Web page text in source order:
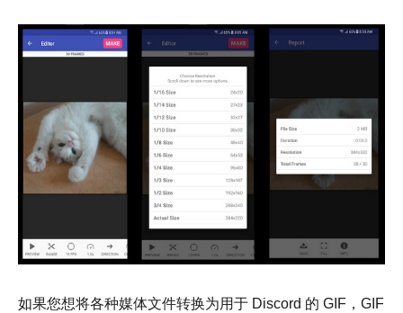
如果您想将各种媒体文件转换为用于 Discord 的 GIF，GIF